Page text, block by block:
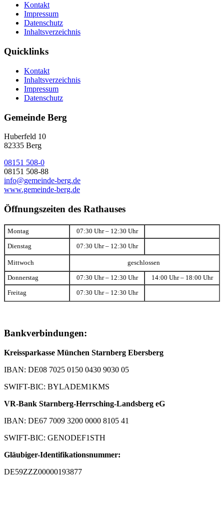
Kontakt
Impressum
Datenschutz
Inhaltsverzeichnis
Quicklinks
Kontakt
Inhaltsverzeichnis
Impressum
Datenschutz
Gemeinde Berg
Huberfeld 10
82335 Berg
08151 508-0
08151 508-88
info@gemeinde-berg.de
www.gemeinde-berg.de
Öffnungszeiten des Rathauses
Montag 07:30 Uhr – 12:30 Uhr
Dienstag 07:30 Uhr – 12:30 Uhr
Mittwoch geschlossen
Donnerstag 07:30 Uhr – 12:30 Uhr 14:00 Uhr – 18:00 Uhr
Freitag 07:30 Uhr – 12:30 Uhr
Bankverbindungen:
Kreissparkasse München Starnberg Ebersberg
IBAN: DE08 7025 0150 0430 9030 05
SWIFT-BIC: BYLADEM1KMS
VR-Bank Starnberg-Herrsching-Landsberg eG
IBAN: DE67 7009 3200 0000 8105 41
SWIFT-BIC: GENODEF1STH
Gläubiger-Identifikationsnummer:
DE59ZZZ00000193877